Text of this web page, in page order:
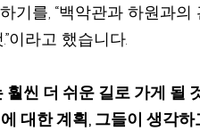
기를, “백악관과 하원과
이라고 했습니다.
대한 계획, 그들이 생각